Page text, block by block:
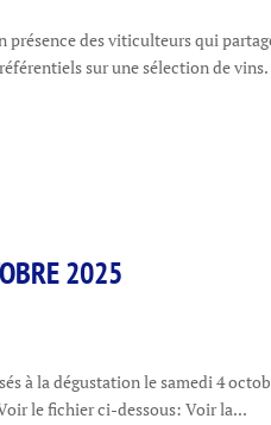
des viticulteurs qui
sur une sélection de
2025
à la dégustation le samedi 4
le fichier ci-dessous: Voir la...